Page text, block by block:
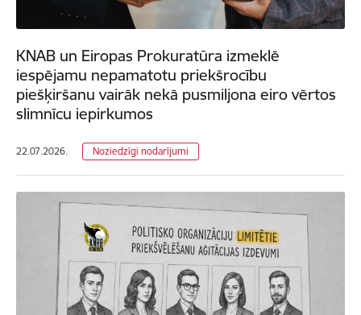
KNAB un Eiropas Prokuratūra izmeklē
iespējamu nepamatotu priekšrocību
piešķiršanu vairāk nekā pusmiljona eiro vērtos
slimnīcu iepirkumos
22.07.2026. Noziedzīgi nodarījumi